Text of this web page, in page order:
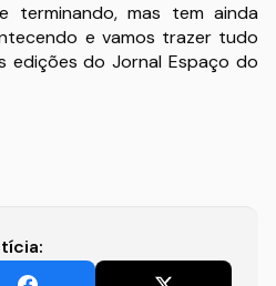
terminando, mas tem ainda
e vamos trazer tudo
edições do Jornal Espaço do